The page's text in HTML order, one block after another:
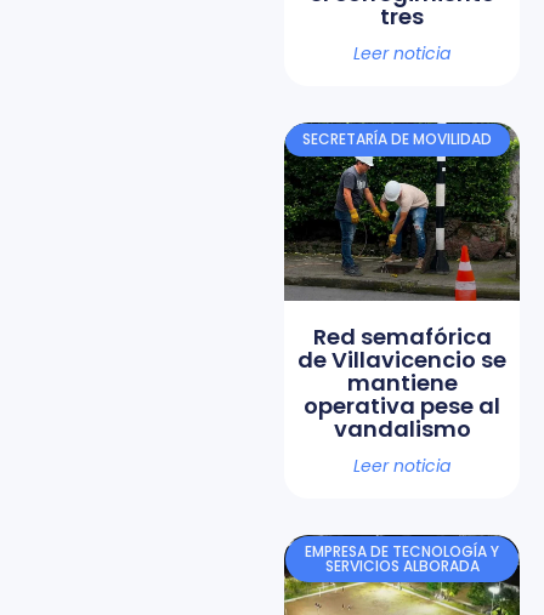
tres
Leer noticia
SECRETARÍA DE MOVILIDAD
Red semafórica
de Villavicencio se
mantiene
operativa pese al
vandalismo
Leer noticia
EMPRESA DE TECNOLOGÍA Y
SERVICIOS ALBORADA